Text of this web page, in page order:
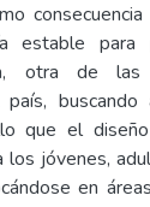
estable
otra de
que el
los jóvenes,
en